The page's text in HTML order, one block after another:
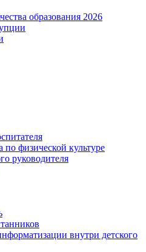
образования 2026
по физической культуре
руководителя
внутри детского